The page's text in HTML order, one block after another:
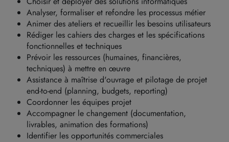
Analyser, formaliser et refondre les processus métier
Animer des ateliers et recueillir les besoins utilisateurs
Rédiger les cahiers des charges et les spécifications
fonctionnelles et techniques
Prévoir les ressources (humaines, financières,
techniques) à mettre en œuvre
Assistance à maîtrise d'ouvrage et pilotage de projet
end-to-end (planning, budgets, reporting)
Coordonner les équipes projet
Accompagner le changement (documentation,
livrables, animation des formations)
Identifier les opportunités commerciales